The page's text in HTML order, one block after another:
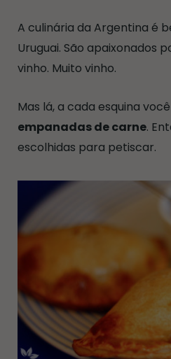
A culinária da Argentina é
Uruguai. São apaixonados
vinho. Muito vinho.
Mas lá, a cada esquina
empanadas de carne.
escolhidas para petiscar.